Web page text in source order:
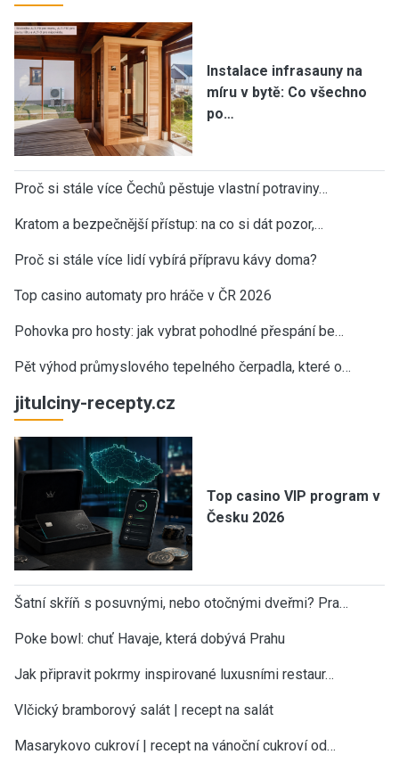
Instalace infrasauny na
míru v bytě: Co všechno
po…
Proč si stále více Čechů pěstuje vlastní potraviny…
Kratom a bezpečnější přístup: na co si dát pozor,…
Proč si stále více lidí vybírá přípravu kávy doma?
Top casino automaty pro hráče v ČR 2026
Pohovka pro hosty: jak vybrat pohodlné přespání be…
Pět výhod průmyslového tepelného čerpadla, které o…
jitulciny-recepty.cz
Top casino VIP program v
Česku 2026
Šatní skříň s posuvnými, nebo otočnými dveřmi? Pra…
Poke bowl: chuť Havaje, která dobývá Prahu
Jak připravit pokrmy inspirované luxusními restaur…
Vlčický bramborový salát | recept na salát
Masarykovo cukroví | recept na vánoční cukroví od…